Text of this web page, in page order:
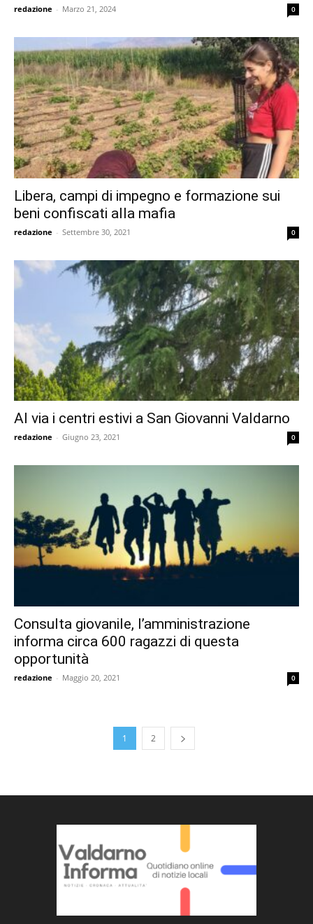
redazione - Marzo 21, 2024 0
Libera, campi di impegno e formazione sui
beni confiscati alla mafia
redazione - Settembre 30, 2021 0
Al via i centri estivi a San Giovanni Valdarno
redazione - Giugno 23, 2021 0
Consulta giovanile, l’amministrazione
informa circa 600 ragazzi di questa
opportunità
redazione - Maggio 20, 2021 0
1 2